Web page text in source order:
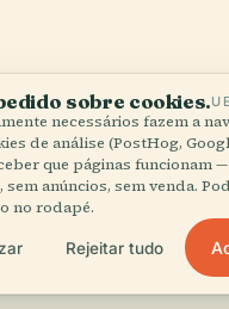
e mostrado.
pela equipa editorial
históricos, arquivos de
2025
sobre cookies.
necessários fazem a
de análise (PostHog,
que páginas funcionam
anúncios, sem venda.
no rodapé.
Rejeitar tudo